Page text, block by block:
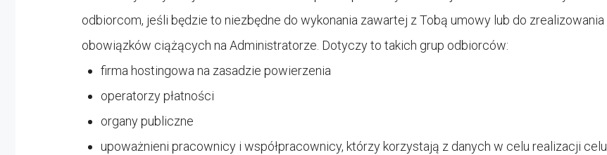
odbiorcom, jeśli będzie to niezbędne do wykonania zawartej z Tobą umowy lub do zrealizowania
obowiązków ciążących na Administratorze. Dotyczy to takich grup odbiorców:
firma hostingowa na zasadzie powierzenia
operatorzy płatności
organy publiczne
upoważnieni pracownicy i współpracownicy, którzy korzystają z danych w celu realizacji celu